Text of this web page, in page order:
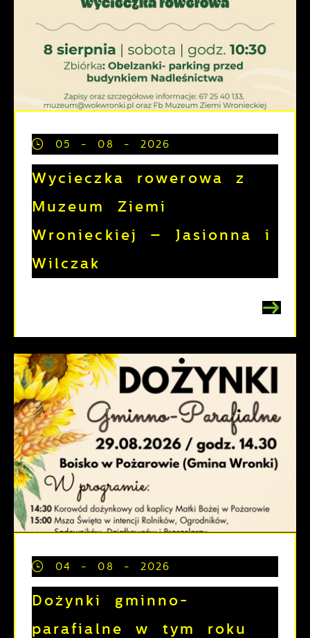
05 - 08 - 2026
Wycieczka rowerowa z
Muzeum Ziemi
Wronieckiej – Jasionna i
Wilczak
04 - 08 - 2026
Dożynki gminno-
parafialne w tym roku